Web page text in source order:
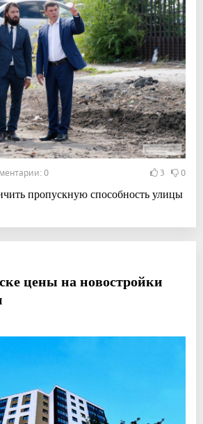
0 3 0
пропускную способность улицы
цены на новостройки